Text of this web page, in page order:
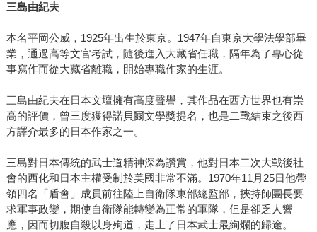
三島由紀夫
本名平岡公威，1925年出生於東京。1947年自東京大學法學部畢
業，通過高等文官考試，隨後進入大藏省任職，隔年為了專心從
事寫作而從大藏省離職，開始專職作家的生涯。
三島由紀夫在日本文壇擁有高度聲譽，其作品在西方世界也有崇
高的評價，曾三度獲得諾貝爾文學獎提名，也是二戰結束之後西
方譯介最多的日本作家之一。
三島對日本傳統的武士道精神深為讚賞，他對日本二次大戰後社
會的西化和日本主權受制於美國非常不滿。1970年11月25日他帶
領四名「盾會」成員前往陸上自衛隊東部總監部，挾持師團長要
求軍事政變，期使自衛隊能轉變為正常的軍隊，但是卻乏人響
應，因而切腹自殺以身殉道，走上了日本武士最絢爛的歸途。